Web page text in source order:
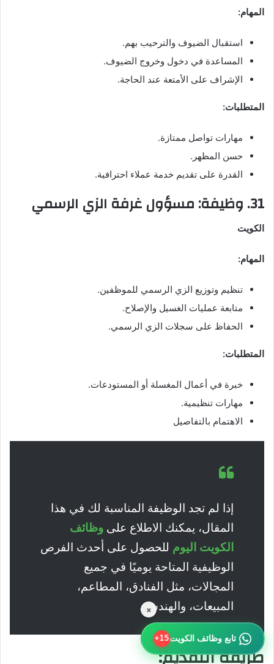
المهام:
استقبال الضيوف والترحيب بهم.
المساعدة في دخول وخروج الضيوف.
الإشراف على الأمتعة عند الحاجة.
المتطلبات:
مهارات تواصل ممتازة.
حسن المظهر.
القدرة على تقديم خدمة عملاء احترافية.
31. وظيفة: مسؤول غرفة الزي الرسمي
الكويت
المهام:
تنظيم وتوزيع الزي الرسمي للموظفين.
متابعة عمليات الغسيل والإصلاح.
الحفاظ على سجلات الزي الرسمي.
المتطلبات:
خبرة في أعمال المغسلة أو المستودعات.
مهارات تنظيمية.
الاهتمام بالتفاصيل
إذا لم تجد الوظيفة المناسبة لك في هذا
المقال، يمكنك الاطلاع على وظائف
الكويت اليوم للحصول على أحدث الفرص
الوظيفية المتاحة يوميًا في جميع
المجالات، مثل الفنادق، المطاعم،
المبيعات، والهندسة.
×
تابع وظائف الكويت15+